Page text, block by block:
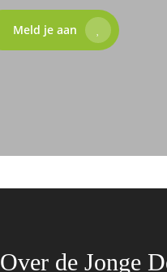
Meld je aan
Over de Jonge